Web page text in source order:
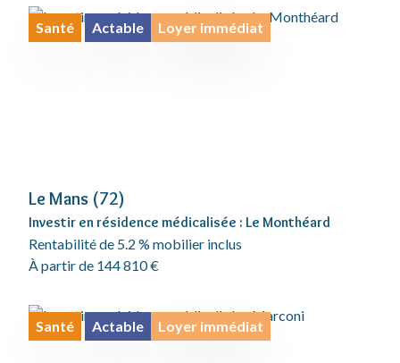
Santé Actable Loyer immédiat
Le Mans (72)
Investir en résidence médicalisée : Le Monthéard
Rentabilité de 5.2 % mobilier inclus
À partir de 144 810 €
Santé Actable Loyer immédiat